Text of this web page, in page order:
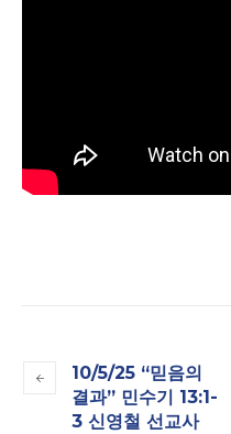
10/5/25 “믿음의
결과” 민수기 13:1-
3 신영철 선교사